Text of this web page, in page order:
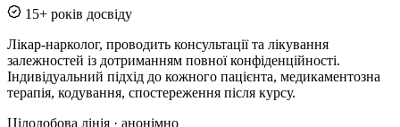
15+ років досвіду
Лікар-нарколог, проводить консультації та лікування
залежностей із дотриманням повної конфіденційності.
Індивідуальний підхід до кожного пацієнта, медикаментозна
терапія, кодування, спостереження після курсу.
Цілодобова лінія · анонімно